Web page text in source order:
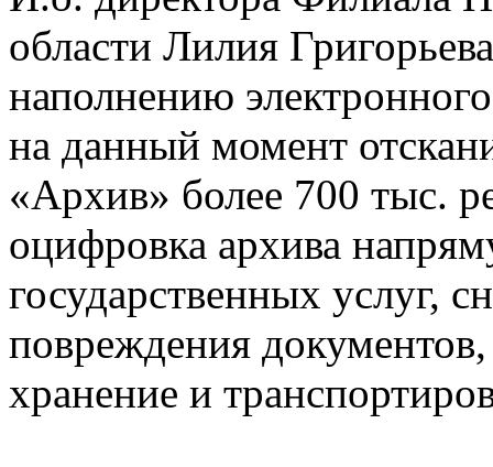
области Лилия
наполнению
на данный момент
«Архив» более 700 тыс.
оцифровка архива
государственных услуг,
повреждения
хранение и